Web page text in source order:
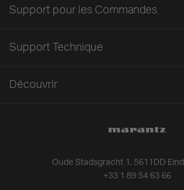
Oude Stadsgracht 1, 5611DD
+33 1 89 54 63 66
Support pour les Commandes
Support Technique
Découvrir